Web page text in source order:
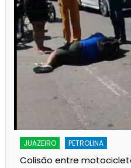
JUAZEIRO PETROLINA
Colisão entre